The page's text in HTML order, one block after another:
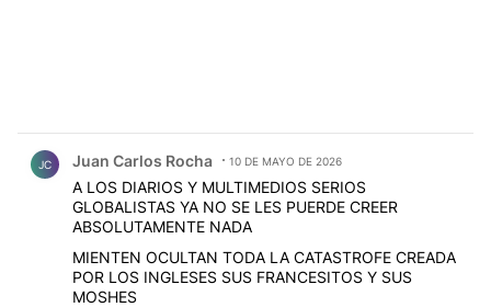
JC Juan Carlos Rocha 10 DE MAYO DE 2026
A LOS DIARIOS Y MULTIMEDIOS SERIOS
GLOBALISTAS YA NO SE LES PUERDE CREER
ABSOLUTAMENTE NADA
MIENTEN OCULTAN TODA LA CATASTROFE CREADA
POR LOS INGLESES SUS FRANCESITOS Y SUS
MOSHES